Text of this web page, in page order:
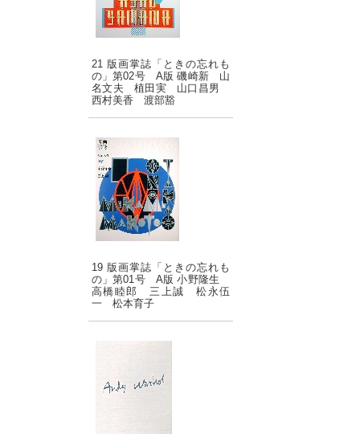
21 版画掌誌「ときの忘れも
の」第02号 A版 磯崎新 山
名文夫 植田実 山口昌男
西村美香 渡部豁
19 版画掌誌「ときの忘れも
の」第01号 A版 小野隆生
高橋睦郎 三上誠 松永伍
一 松本育子